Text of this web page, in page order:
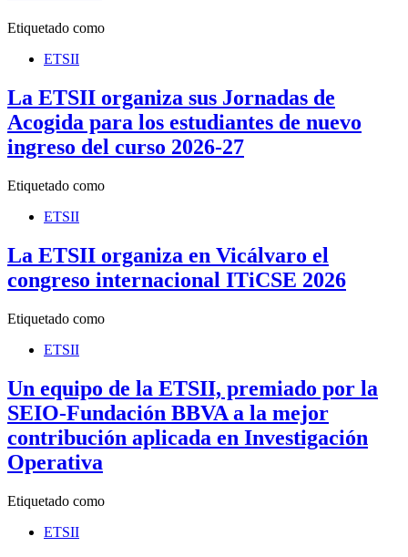
Etiquetado como
ETSII
La ETSII organiza sus Jornadas de
Acogida para los estudiantes de nuevo
ingreso del curso 2026-27
Etiquetado como
ETSII
La ETSII organiza en Vicálvaro el
congreso internacional ITiCSE 2026
Etiquetado como
ETSII
Un equipo de la ETSII, premiado por la
SEIO-Fundación BBVA a la mejor
contribución aplicada en Investigación
Operativa
Etiquetado como
ETSII